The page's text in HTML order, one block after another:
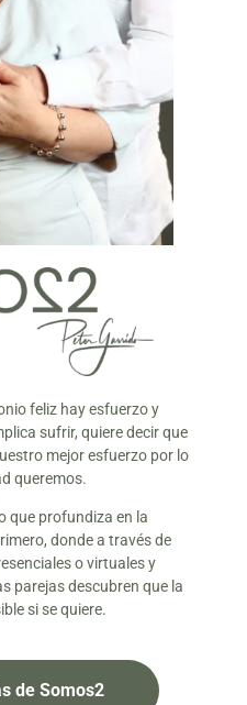
feliz hay esfuerzo y
sufrir, quiere decir que
mejor esfuerzo por lo
queremos.
que profundiza en la
donde a través de
o virtuales y
parejas descubren que la
si se quiere.
de Somos2